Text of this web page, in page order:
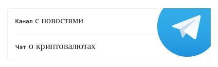
Канал с новостями
Чат о криптовалютах